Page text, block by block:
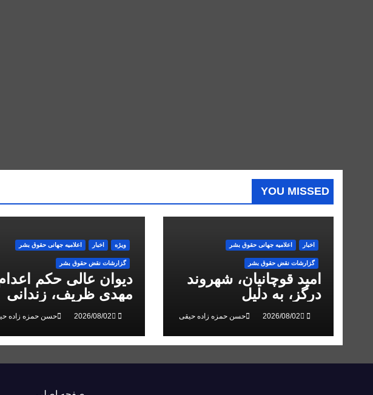
YOU MISSED
اخبار اعلاميه جهانی حقوق بشر
گزارشات نقض حقوق بشر
امید قوچانیان، شهروند
درگز، به دلیل
«مخالفت» با حکومت به
۵ سال زندان محکوم
شد
حسن حمزه زاده حیقی
ویژه اخبار اعلاميه جهانی حقوق بشر
گزارشات نقض حقوق بشر
دیوان عالی حکم
مهدی ظریف، زندانی
انقلاب ملی، را تایید
حسن حمزه زاده